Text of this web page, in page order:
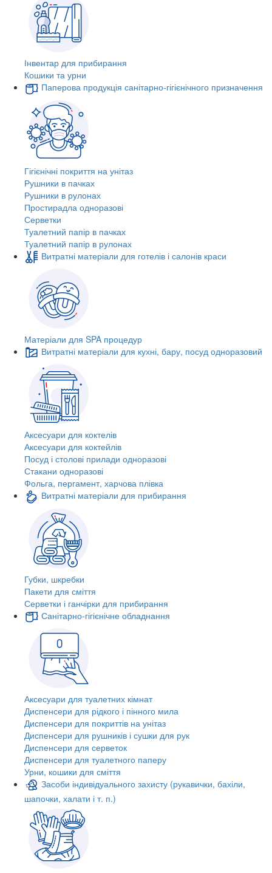
Інвентар для прибирання
Кошики та урни
Паперова продукція санітарно-гігієнічного призначення
Гігієнічні покриття на унітаз
Рушники в пачках
Рушники в рулонах
Простирадла одноразові
Серветки
Туалетний папір в пачках
Туалетний папір в рулонах
Витратні матеріали для готелів і салонів краси
Матеріали для SPA процедур
Витратні матеріали для кухні, бару, посуд одноразовий
Аксесуари для коктелів
Аксесуари для коктейлів
Посуд і столові прилади одноразові
Стакани одноразові
Фольга, пергамент, харчова плівка
Витратні матеріали для прибирання
Губки, шкребки
Пакети для сміття
Серветки і ганчірки для прибирання
Санітарно-гігієнічне обладнання
Аксесуари для туалетних кімнат
Диспенсери для рідкого і пінного мила
Диспенсери для покриттів на унітаз
Диспенсери для рушників і сушки для рук
Диспенсери для серветок
Диспенсери для туалетного паперу
Урни, кошики для сміття
Засоби індивідуального захисту (рукавички, бахіли,
шапочки, халати і т. п.)